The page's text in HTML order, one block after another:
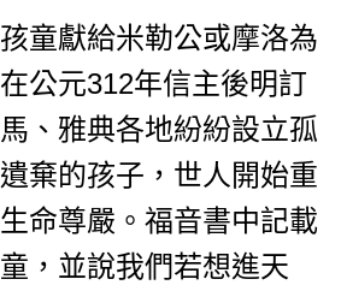
童獻給米勒公或摩洛為
公元312年信主後明訂
、雅典各地紛紛設立孤
棄的孩子，世人開始重
命尊嚴。福音書中記載
，並說我們若想進天